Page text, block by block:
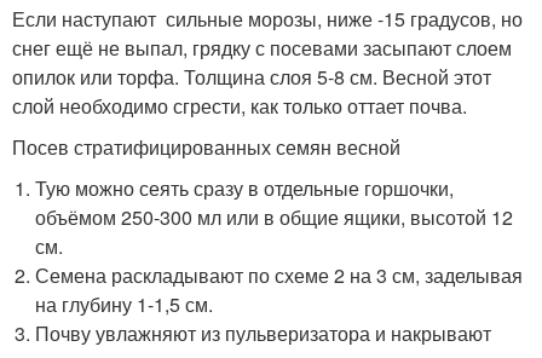
Если наступают сильные морозы, ниже -15 градусов, но
снег ещё не выпал, грядку с посевами засыпают слоем
опилок или торфа. Толщина слоя 5-8 см. Весной этот
слой необходимо сгрести, как только оттает почва.
Посев стратифицированных семян весной
Тую можно сеять сразу в отдельные горшочки,
объёмом 250-300 мл или в общие ящики, высотой 12
см.
Семена раскладывают по схеме 2 на 3 см, заделывая
на глубину 1-1,5 см.
Почву увлажняют из пульверизатора и накрывают